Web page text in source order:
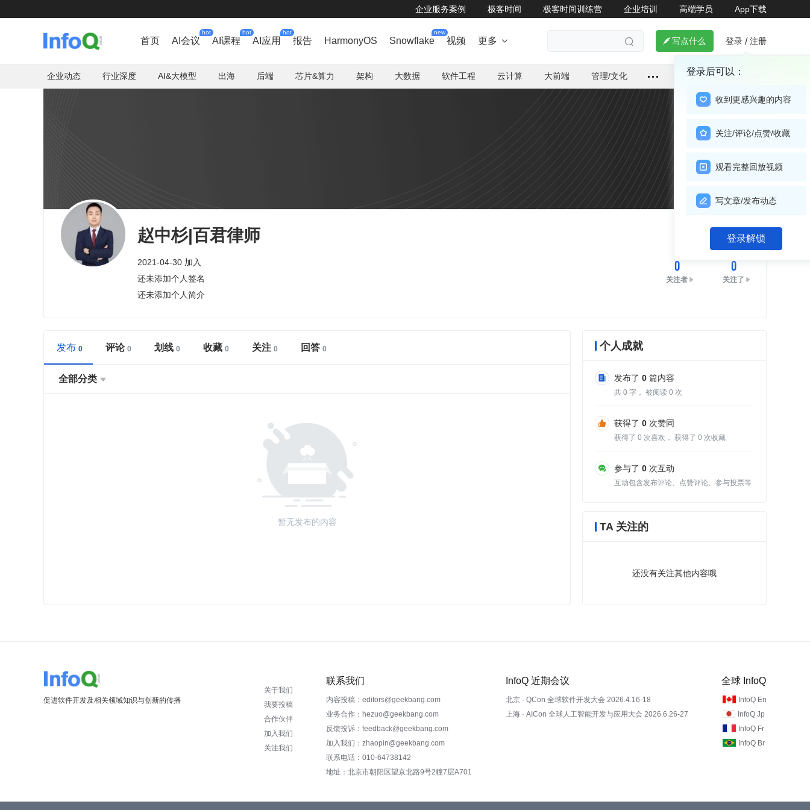
企业服务案例 极客时间 极客时间训练营 企业培训 高端学员 App下载
首页 AI会议
hot
AI课程
hot
AI应用
hot
报告 HarmonyOS Snowflake
new
视频 更多    写点什么 登录 / 注册
登录后可以：
收到更感兴趣的内容
关注/评论/点赞/收藏
观看完整回放视频
写文章/发布动态
登录解锁
企业动态 行业深度 AI&大模型 出海 后端 芯片&算力 架构 大数据 软件工程 云计算 大前端 管理/文化
赵中杉|百君律师
2021-04-30 加入
还未添加个人签名
还未添加个人简介
关注
0
关注者
0
关注了
发布 评论 划线 收藏 关注 回答
全部分类 
暂无发布的内容
个人成就
发布了 0 篇内容
共 0 字， 被阅读 0 次
获得了 0 次赞同
获得了 0 次喜欢， 获得了 0 次收藏
参与了 0 次互动
互动包含发布评论、点赞评论、参与投票等
TA 关注的
还没有关注其他内容哦
促进软件开发及相关领域知识与创新的传播
关于我们
我要投稿
合作伙伴
加入我们
关注我们
联系我们
内容投稿：editors@geekbang.com
业务合作：hezuo@geekbang.com
反馈投诉：feedback@geekbang.com
加入我们：zhaopin@geekbang.com
联系电话：010-64738142
地址：北京市朝阳区望京北路9号2幢7层A701
InfoQ 近期会议
北京 · QCon 全球软件开发大会 2026.4.16-18
上海 · AICon 全球人工智能开发与应用大会 2026.6.26-27
全球 InfoQ
InfoQ En
InfoQ Jp
InfoQ Fr
InfoQ Br